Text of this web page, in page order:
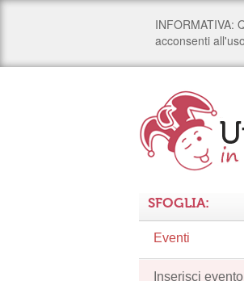
SFOGLIA:
Eventi
Inserisci evento